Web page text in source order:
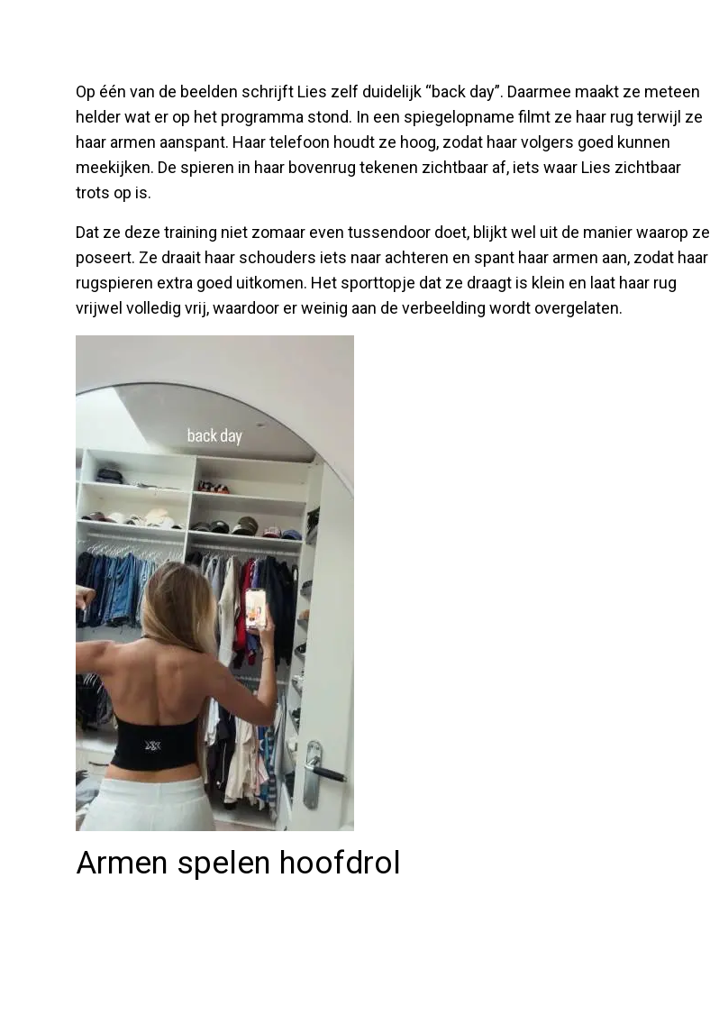
Op één van de beelden schrijft Lies zelf duidelijk “back day”. Daarmee maakt ze meteen
helder wat er op het programma stond. In een spiegelopname filmt ze haar rug terwijl ze
haar armen aanspant. Haar telefoon houdt ze hoog, zodat haar volgers goed kunnen
meekijken. De spieren in haar bovenrug tekenen zichtbaar af, iets waar Lies zichtbaar
trots op is.
Dat ze deze training niet zomaar even tussendoor doet, blijkt wel uit de manier waarop ze
poseert. Ze draait haar schouders iets naar achteren en spant haar armen aan, zodat haar
rugspieren extra goed uitkomen. Het sporttopje dat ze draagt is klein en laat haar rug
vrijwel volledig vrij, waardoor er weinig aan de verbeelding wordt overgelaten.
Armen spelen hoofdrol